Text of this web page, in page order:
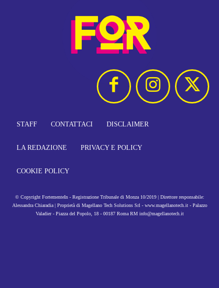
STAFF CONTATTACI DISCLAIMER
LA REDAZIONE PRIVACY E POLICY
COOKIE POLICY
© Copyright FortementeIn - Registrazione Tribunale di Monza 10/2019 | Direttore responsabile:
Alessandra Chiaradia | Proprietà di Magellano Tech Solutions Srl - www.magellanotech.it - Palazzo
Valadier - Piazza del Popolo, 18 - 00187 Roma RM info@magellanotech.it